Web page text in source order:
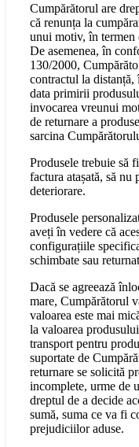
Cumpărătorul are
că renunța la
unui motiv, în termen
De asemenea, în
130/2000,
contractul la distanță,
data primirii
invocarea vreunui
de returnare a
sarcina
Produsele trebuie să
factura atașată, să nu
deteriorare.
Produsele
aveți în vedere că
configurațiile
schimbate sau
Dacă se agreează
mare, Cumpărătorul
valoarea este mai
la valoarea
transport pentru
suportate de
returnare se solicită
incomplete, urme de
dreptul de a decide
sumă, suma ce va fi
prejudiciilor aduse.